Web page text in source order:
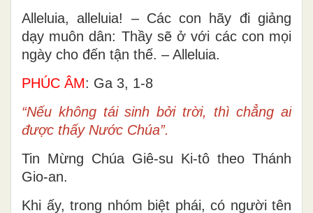
Alleluia, alleluia! – Các con hãy đi giảng
dạy muôn dân: Thầy sẽ ở với các con mọi
ngày cho đến tận thế. – Alleluia.
PHÚC ÂM: Ga 3, 1-8
“Nếu không tái sinh bởi trời, thì chẳng ai
được thấy Nước Chúa”.
Tin Mừng Chúa Giê-su Ki-tô theo Thánh
Gio-an.
Khi ấy, trong nhóm biệt phái, có người tên